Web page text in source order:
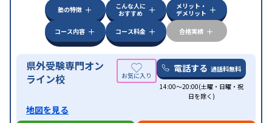
塾の特徴
こんな人に
おすすめ
メリット・
デメリット
コース内容
コース料金 合格実績
県外受験専門オン
ライン校
電話する 通話料無料
14:00～20:00(土曜・日曜・祝
日を除く)
地図を見る